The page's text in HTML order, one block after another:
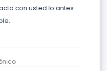
con usted lo antes